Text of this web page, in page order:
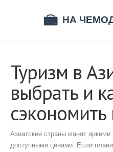
Туризм в
выбрать и
Азиатские страны манят
доступными ценами. Если